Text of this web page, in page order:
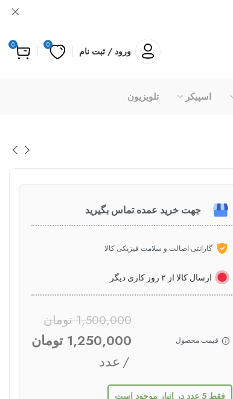
ورود / ثبت نام
0
0
اسپیکر تلویزیون
جهت خرید عمده تماس بگیرید
گارانتی اصالت و سلامت فیزیکی کالا
ارسال کالا از ۲ روز کاری دیگر
قیمت محصول
1,500,000 تومان
1,250,000 تومان
عدد
فقط 5 عدد در انبار موجود است